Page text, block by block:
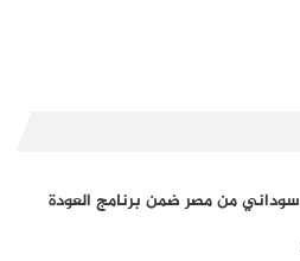
تفويج 8,700 سوداني من مصر ضمن برنامج العودة